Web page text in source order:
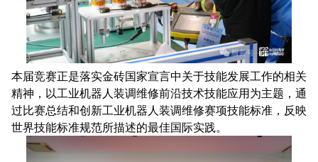
本届竞赛正是落实金砖国家宣言中关于技能发展工作的相关
精神，以工业机器人装调维修前沿技术技能应用为主题，通
过比赛总结和创新工业机器人装调维修赛项技能标准，反映
世界技能标准规范所描述的最佳国际实践。